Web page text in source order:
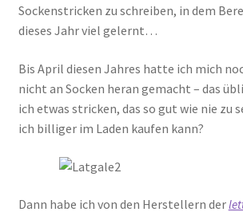
Sockenstricken zu schreiben, in dem
dieses Jahr viel gelernt…
Bis April diesen Jahres hatte ich mich
nicht an Socken heran gemacht – das
ich etwas stricken, das so gut wie nie zu
ich billiger im Laden kaufen kann?
Dann habe ich von den Herstellern der